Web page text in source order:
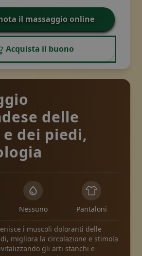
il massaggio online
Acquista il buono
delle
dei piedi,
Nessuno Pantaloni
i muscoli doloranti delle
migliora la circolazione e stimola
gli arti stanchi e